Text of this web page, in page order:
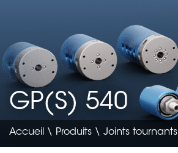
GP(S) 540
Accueil \ Produits \ Joints tournants